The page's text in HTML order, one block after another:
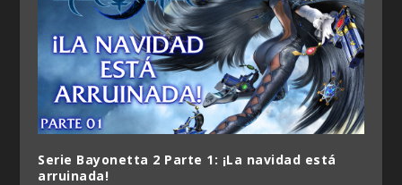
Serie Bayonetta 2 Parte 1: ¡La navidad está
arruinada!